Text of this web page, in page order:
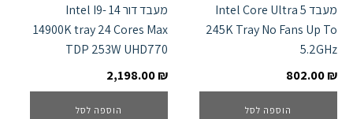
מעבד Intel Core Ultra 5
245K Tray No Fans Up To
5.2GHz
802.00₪
הוספה לסל
מעבד דור 14 Intel I9-
14900K tray 24 Cores Max
TDP 253W UHD770
2,198.00₪
הוספה לסל